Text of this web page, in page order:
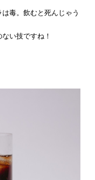
毒。飲むと死んじゃう
い技ですね！